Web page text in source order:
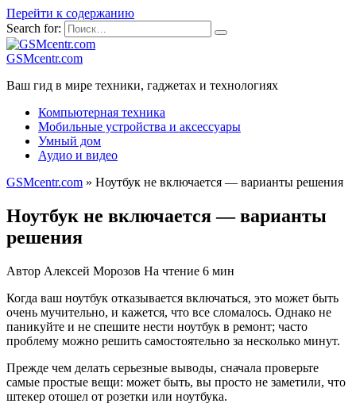
Перейти к содержанию
Search for:
GSMcentr.com
Ваш гид в мире техники, гаджетах и технологиях
Компьютерная техника
Мобильные устройства и аксессуары
Умный дом
Аудио и видео
GSMcentr.com » Ноутбук не включается — варианты решения
Ноутбук не включается — варианты
решения
Автор Алексей Морозов На чтение 6 мин
Когда ваш ноутбук отказывается включаться, это может быть
очень мучительно, и кажется, что все сломалось. Однако не
паникуйте и не спешите нести ноутбук в ремонт; часто
проблему можно решить самостоятельно за несколько минут.
Прежде чем делать серьезные выводы, сначала проверьте
самые простые вещи: может быть, вы просто не заметили, что
штекер отошел от розетки или ноутбука.